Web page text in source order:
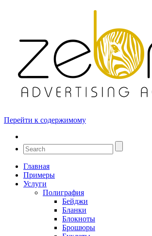
Перейти к содержимому
Главная
Примеры
Услуги
Полиграфия
Бейджи
Бланки
Блокноты
Брошюры